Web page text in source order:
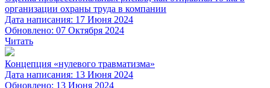
организации охраны труда в компании
Дата написания: 17 Июня 2024
Обновлено: 07 Октября 2024
Читать
Концепция «нулевого травматизма»
Дата написания: 13 Июня 2024
Обновлено: 13 Июня 2024